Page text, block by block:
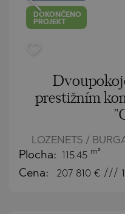
DOKONČENO
PROJEKT
prestižním
LOZENETS /
Plocha: 115.45 m²
Cena: 207 810 € ///